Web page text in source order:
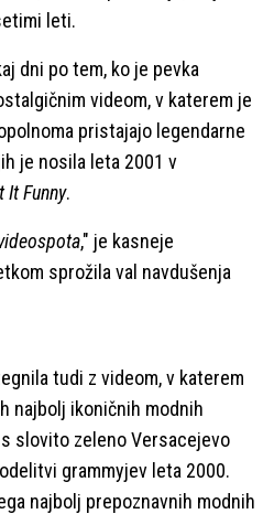
leti.
dni po tem, ko je pevka
videom, v katerem je
pristajajo legendarne
je nosila leta 2001 v
It Funny.
," je kasneje
sprožila val navdušenja
tudi z videom, v katerem
najbolj ikoničnih modnih
slovito zeleno Versacejevo
grammyjev leta 2000.
najbolj prepoznavnih modnih